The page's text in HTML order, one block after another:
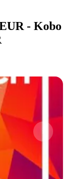
- Kobo